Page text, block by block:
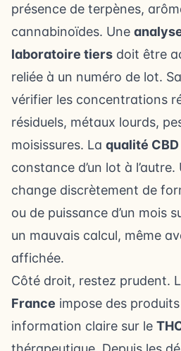
présence de terpènes,
cannabinoïdes. Une
laboratoire tiers doit être
reliée à un numéro de lot.
vérifier les concentrations
résiduels, métaux lourds,
moisissures. La qualité CBD
constance d’un lot à
change discrètement de
ou de puissance d’un mois
un mauvais calcul, même
affichée.
Côté droit, restez prudent.
France impose des
information claire sur le